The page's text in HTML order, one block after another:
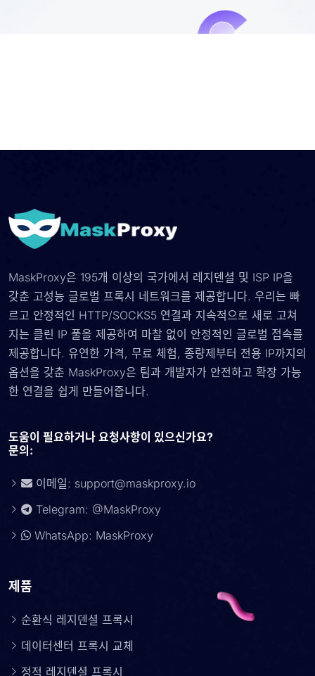
MaskProxy은 195개 이상의 국가에서 레지덴셜 및 ISP IP을
갖춘 고성능 글로벌 프록시 네트워크를 제공합니다. 우리는 빠
르고 안정적인 HTTP/SOCKS5 연결과 지속적으로 새로 고쳐
지는 클린 IP 풀을 제공하여 마찰 없이 안정적인 글로벌 접속를
제공합니다. 유연한 가격, 무료 체험, 종량제부터 전용 IP까지의
옵션을 갖춘 MaskProxy은 팀과 개발자가 안전하고 확장 가능
한 연결을 쉽게 만들어줍니다.
도움이 필요하거나 요청사항이 있으신가요?
문의:
이메일: support@maskproxy.io
Telegram: @MaskProxy
WhatsApp: MaskProxy
제품
순환식 레지덴셜 프록시
데이터센터 프록시 교체
정적 레지덴셜 프록시